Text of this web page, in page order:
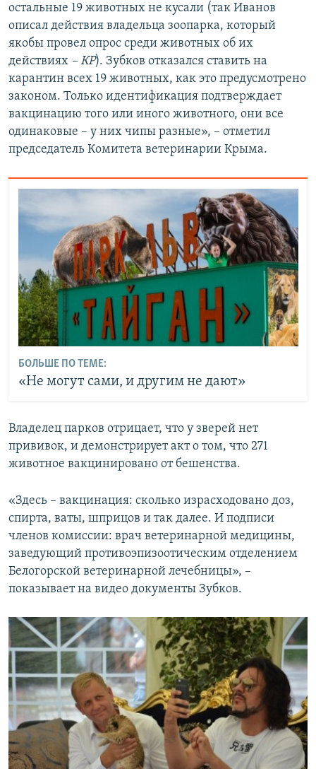
остальные 19 животных не кусали (так Иванов
описал действия владельца зоопарка, который
якобы провел опрос среди животных об их
действиях – КР). Зубков отказался ставить на
карантин всех 19 животных, как это предусмотрено
законом. Только идентификация подтверждает
вакцинацию того или иного животного, они все
одинаковые – у них чипы разные», – отметил
председатель Комитета ветеринарии Крыма.
БОЛЬШЕ ПО ТЕМЕ:
«Не могут сами, и другим не дают»
Владелец парков отрицает, что у зверей нет
прививок, и демонстрирует акт о том, что 271
животное вакцинировано от бешенства.
«Здесь – вакцинация: сколько израсходовано доз,
спирта, ваты, шприцов и так далее. И подписи
членов комиссии: врач ветеринарной медицины,
заведующий противоэпизоотическим отделением
Белогорской ветеринарной лечебницы», –
показывает на видео документы Зубков.